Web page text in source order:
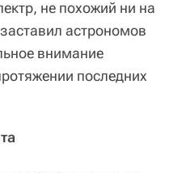
не похожий ни на
астрономов
внимание
последних